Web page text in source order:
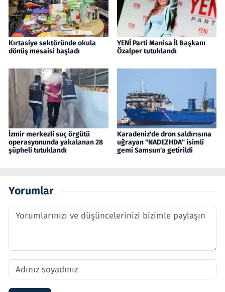
Kırtasiye sektöründe okula
dönüş mesaisi başladı
YENİ Parti Manisa İl Başkanı
Özalper tutuklandı
İzmir merkezli suç örgütü
operasyonunda yakalanan 28
şüpheli tutuklandı
Karadeniz'de dron saldırısına
uğrayan "NADEZHDA" isimli
gemi Samsun'a getirildi
Yorumlar